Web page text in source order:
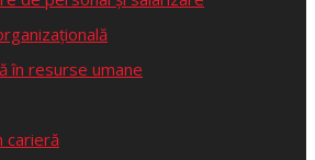
în resurse umane
carieră